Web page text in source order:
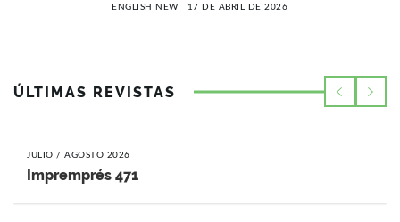
ENGLISH NEW 17 DE ABRIL DE 2026
ÚLTIMAS REVISTAS
JULIO / AGOSTO 2026
Impremprés 471